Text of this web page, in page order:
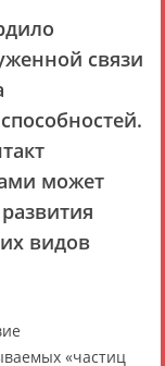
связи
может
видов
«частиц